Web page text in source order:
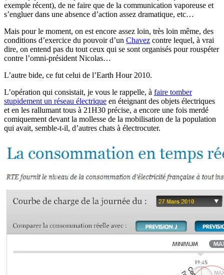
exemple récent), de ne faire que de la communication vaporeuse et
s’engluer dans une absence d’action assez dramatique, etc…
Mais pour le moment, on est encore assez loin, très loin même, des
conditions d’exercice du pouvoir d’un Chavez contre lequel, à vrai
dire, on entend pas du tout ceux qui se sont organisés pour rouspéter
contre l’omni-président Nicolas…
L’autre bide, ce fut celui de l’Earth Hour 2010.
L’opération qui consistait, je vous le rappelle, à faire tomber
stupidement un réseau électrique en éteignant des objets électriques
et en les rallumant tous à 21H30 précise, a encore une fois merdé
comiquement devant la mollesse de la mobilisation de la population
qui avait, semble-t-il, d’autres chats à électrocuter.